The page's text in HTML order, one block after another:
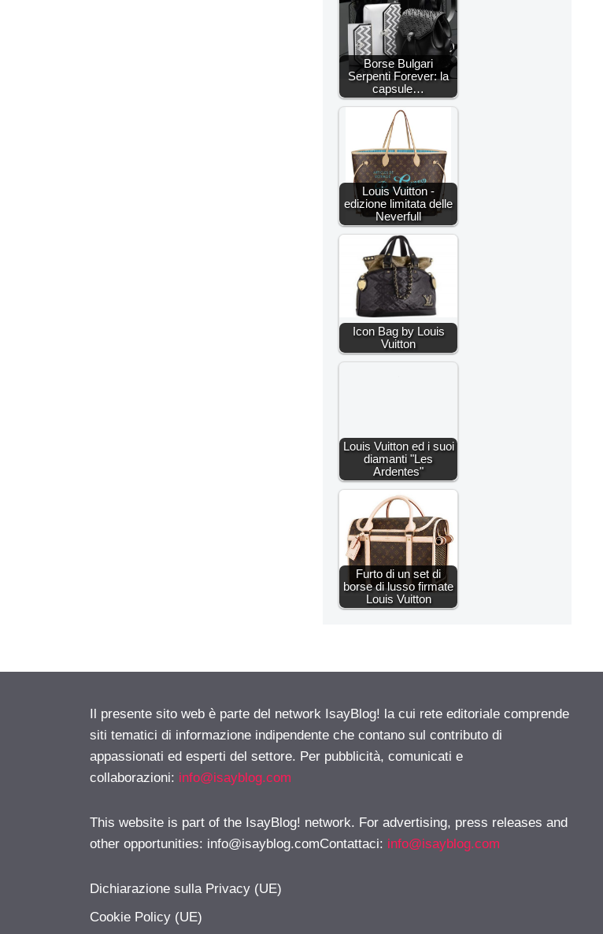
Borse Bulgari
Serpenti Forever: la
capsule…
Louis Vuitton -
edizione limitata delle
Neverfull
Icon Bag by Louis
Vuitton
Louis Vuitton ed i suoi
diamanti "Les
Ardentes"
Furto di un set di
borse di lusso firmate
Louis Vuitton
Il presente sito web è parte del network IsayBlog! la cui rete editoriale comprende
siti tematici di informazione indipendente che contano sul contributo di
appassionati ed esperti del settore. Per pubblicità, comunicati e
collaborazioni: info@isayblog.com
This website is part of the IsayBlog! network. For advertising, press releases and
other opportunities: info@isayblog.comContattaci: info@isayblog.com
Dichiarazione sulla Privacy (UE)
Cookie Policy (UE)